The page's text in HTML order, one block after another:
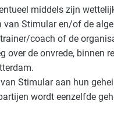
middels zijn
Stimular en/of de
coach of de
over de onvrede,
Stimular aan hun
wordt eenzelfde